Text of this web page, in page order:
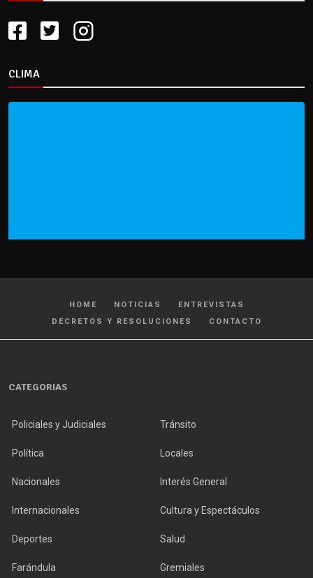
CLIMA
HOME NOTICIAS
ENTREVISTAS
DECRETOS Y RESOLUCIONES
CONTACTO
CATEGORIAS
Policiales y Judiciales Tránsito
Política Locales
Nacionales Interés General
Internacionales Cultura y Espectáculos
Deportes Salud
Farándula Gremiales